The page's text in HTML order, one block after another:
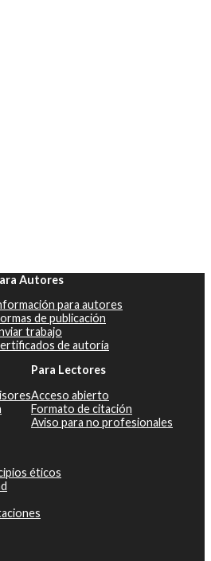
Autores
para autores
de publicación
trabajo
de autoría
Para Lectores
Acceso abierto
Formato de citación
Aviso para no profesionales
éticos